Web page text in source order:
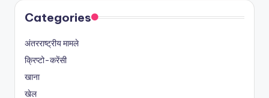
Categories
अंतरराष्ट्रीय मामले
क्रिप्टो-करेंसी
खाना
खेल